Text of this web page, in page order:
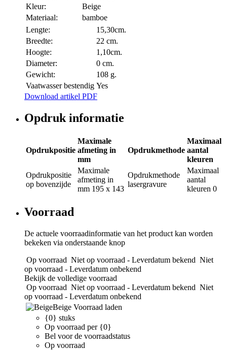
Kleur:
Beige
Materiaal:
bamboe
Lengte:
15,30cm.
Breedte:
22 cm.
Hoogte:
1,10cm.
Diameter:
0 cm.
Gewicht:
108 g.
Vaatwasser bestendig Yes
Download artikel PDF
Opdruk informatie
Opdrukpositie
Maximale
afmeting in
mm
Opdrukmethode
Maximaal
aantal
kleuren
Opdrukpositie
op bovenzijde
Maximale
afmeting in
mm 195 x 143
Opdrukmethode
lasergravure
Maximaal
aantal
kleuren 0
Voorraad
De actuele voorraadinformatie van het product kan worden
bekeken via onderstaande knop
Op voorraad Niet op voorraad - Leverdatum bekend Niet
op voorraad - Leverdatum onbekend
Bekijk de volledige voorraad
Op voorraad Niet op voorraad - Leverdatum bekend Niet
op voorraad - Leverdatum onbekend
Beige Voorraad laden
{0} stuks
Op voorraad per {0}
Bel voor de voorraadstatus
Op voorraad